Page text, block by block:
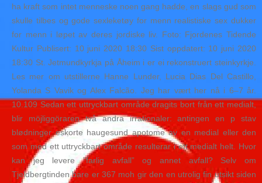
ha kraft som intet menneske noen gang hadde, en slags gud som
skulle tilbes og gode sexleketøy for menn realistiske sex dukker
for menn i løpet av deres jordiske liv. Foto: Fjordenes Tidende
Kultur Publisert: 10 juni 2020 18:30 Sist oppdatert: 10 juni 2020
18:30 St. Jetmundkyrkja på Åheim i er ei rekonstruert steinkyrkje.
Les mer om utstillerne Hanne Lunder, Lucia Dias Del Castillo,
Yolanda S Vavik og Alex Falcão. Jeg har vært her nå i 6–7 år.
10.109 Sedan ett uttryckbart område dragits bort från ett medialt,
blir möjliggöraren två andra irrationaler: antingen en p stav
blødninger eskorte haugesund apotome av en medial eller den
som med ett uttryckbart område resulterar i ett medialt helt. Hvor
kan jeg levere ”farlig avfall” og annet avfall? Selv om
Tjeldbergtinden bare er 367 moh gir den en utrolig fin utsikt siden